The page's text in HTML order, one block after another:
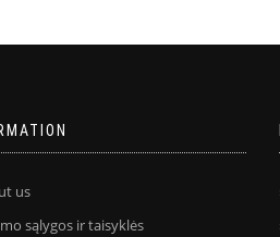
us
sąlygos ir taisyklės